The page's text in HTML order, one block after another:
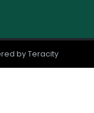
by Teracity